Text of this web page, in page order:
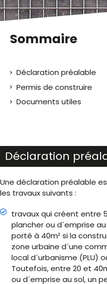
Sommaire
Déclaration préalable
Permis de construire
Documents utiles
Déclaration
Une déclaration préalable
les travaux suivants :
travaux qui créent entre
plancher ou d´emprise
porté à 40m² si la
zone urbaine d´une
local d´urbanisme (PLU)
Toutefois, entre 20 et
ou d´emprise au sol, un